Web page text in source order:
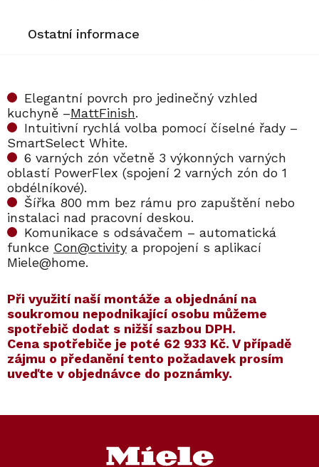
Ostatní informace
Elegantní povrch pro jedinečný vzhled
kuchyně –MattFinish.
Intuitivní rychlá volba pomocí číselné řady –
SmartSelect White.
6 varných zón včetně 3 výkonných varných
oblastí PowerFlex (spojení 2 varných zón do 1
obdélníkové).
Šířka 800 mm bez rámu pro zapuštění nebo
instalaci nad pracovní deskou.
Komunikace s odsávačem – automatická
funkce Con@ctivity a propojení s aplikací
Miele@home.
​​Při využití naší montáže a objednání na
soukromou nepodnikající osobu můžeme
spotřebič dodat s nižší sazbou DPH.
Cena spotřebiče je poté 62 933 Kč. V případě
zájmu o předanění tento požadavek prosím
uveďte v objednávce do poznámky.